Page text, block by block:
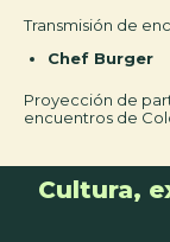
Transmisión de
Chef Burger
Proyección de
encuentros de
Cultura,